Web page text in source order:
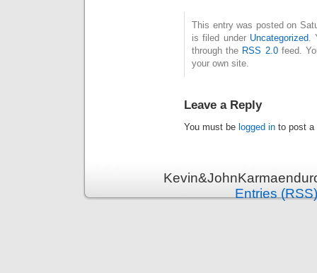
This entry was posted on
is filed under Uncategorized.
through the RSS 2.0feed.
your own site.
Leave a Reply
You must be logged in to post a
Entries (RSS)